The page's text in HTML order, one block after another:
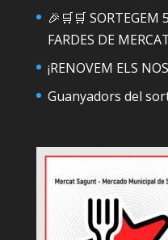
🎉🛒🛒 SORTEGEM
FARDES DE
¡RENOVEM ELS
Guanyadors del